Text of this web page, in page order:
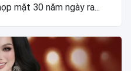
mặt 30 năm ngày ra...